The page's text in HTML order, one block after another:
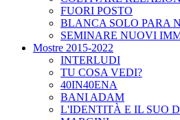
FUORI POSTO
BLANCA SOLO PARA
SEMINARE NUOVI
Mostre 2015-2022
INTERLUDI
TU COSA VEDI?
40IN40ENA
BANI ADAM
L'IDENTITÀ E IL SUO